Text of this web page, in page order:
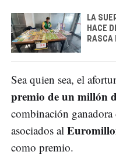
LA
HACE
RASCA
Sea quien sea, el
premio de un millón
combinación ganadora
asociados al
como premio.